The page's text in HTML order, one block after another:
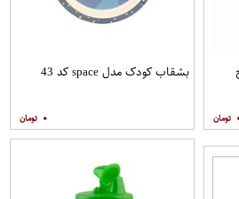
بشقاب کودک مدل space کد 43
۰